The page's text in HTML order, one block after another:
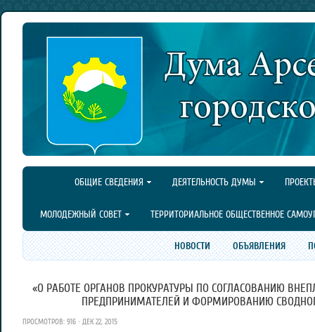
ОБЩИЕ СВЕДЕНИЯ ДЕЯТЕЛЬНОСТЬ ДУМЫ
МОЛОДЕЖНЫЙ СОВЕТ ТЕРРИТОРИАЛЬНОЕ ОБЩЕСТВЕННОЕ
НОВОСТИ ОБЪЯВЛЕНИЯ
«О РАБОТЕ ОРГАНОВ ПРОКУРАТУРЫ ПО СОГЛАСОВАНИЮ
ПРЕДПРИНИМАТЕЛЕЙ И ФОРМИРОВАНИЮ
ПРОСМОТРОВ: 916 · ДЕК 22, 2015